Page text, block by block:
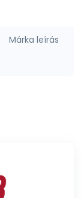
Márka leírás